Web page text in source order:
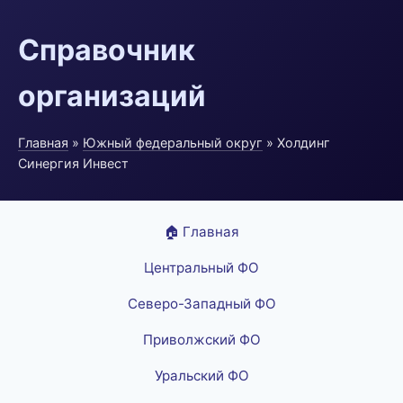
Справочник
организаций
Главная » Южный федеральный округ » Холдинг
Синергия Инвест
🏠 Главная
Центральный ФО
Северо-Западный ФО
Приволжский ФО
Уральский ФО